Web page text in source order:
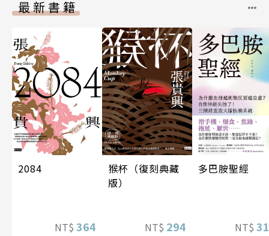
最新書籍
2084
NT$ 364
猴杯（復刻典藏
版）
NT$ 294
多巴胺聖經
NT$